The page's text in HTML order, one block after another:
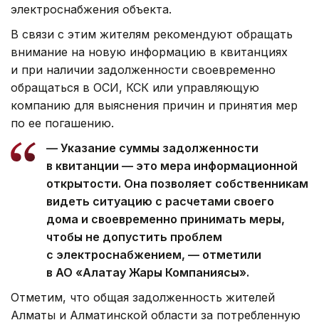
электроснабжения объекта.
В связи с этим жителям рекомендуют обращать
внимание на новую информацию в квитанциях
и при наличии задолженности своевременно
обращаться в ОСИ, КСК или управляющую
компанию для выяснения причин и принятия мер
по ее погашению.
— Указание суммы задолженности
в квитанции — это мера информационной
открытости. Она позволяет собственникам
видеть ситуацию с расчетами своего
дома и своевременно принимать меры,
чтобы не допустить проблем
с электроснабжением, — отметили
в АО «Алатау Жарық Компаниясы».
Отметим, что общая задолженность жителей
Алматы и Алматинской области за потребленную